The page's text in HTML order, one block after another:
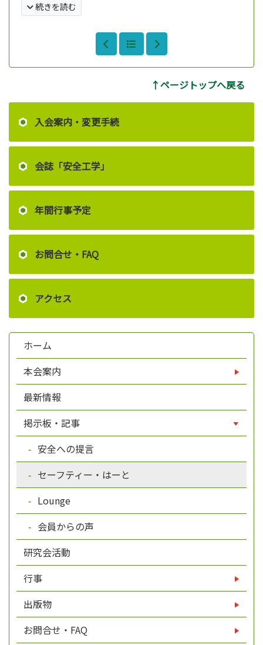
入会案内・変更手続
会誌「安全工学」
年間行事予定
お問合せ・FAQ
アクセス
ホーム
本会案内
最新情報
掲示板・記事
安全への提言
セーフティー・はーと
Lounge
会員からの声
研究会活動
行事
出版物
お問合せ・FAQ
続きを読む
↑ページトップへ戻る